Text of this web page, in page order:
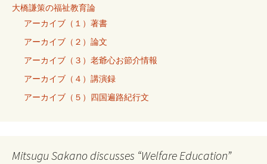
大橋謙策の福祉教育論
アーカイブ（１）著書
アーカイブ（２）論文
アーカイブ（３）老爺心お節介情報
アーカイブ（４）講演録
アーカイブ（５）四国遍路紀行文
Mitsugu Sakano discusses “Welfare Education”